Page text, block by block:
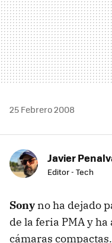
25 Febrero 2008
Javier
Editor - Tech
Sonyno ha dejado
de la feria PMA y
cámaras